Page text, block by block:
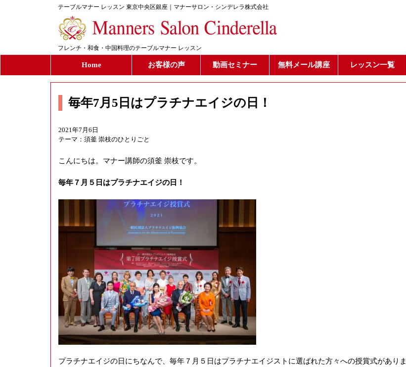
テーブルマナー レッスン 東京中央区銀座｜マナーサロン・シンデレラ株式会社
フレンチ・和食・中国料理のテーブルマナー レッスン
Home お客様の声 動画セミナー 無料メール講座 レッスン一覧
毎年7月5日はプラチナエイジの日！
2021年7月6日
テーマ： 須釜 崇枝のひとりごと
こんにちは。マナー講師の須釜 崇枝です。
毎年７月５日はプラチナエイジの日！
プラチナエイジの日にちなんで、毎年７月５日はプラチナエイジストに選ばれた方々への授賞式がありま